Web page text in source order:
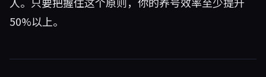
50%以上。